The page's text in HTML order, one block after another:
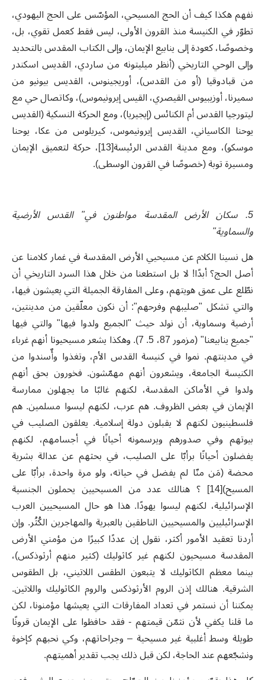
نفهم هكذا كيف أن الحج المسيحي، المؤسّس على الحج اليهودي،
تطوّر في الكنيسة منذ القرون الأولى، ليس فقط كعمل تقوي، بل،
وخصوصًا، كعودة إلى ينابيع الإيمان، وإلى الكتاب المقدس بالتحديد
وإلى الوحي التاريخي (أنظر ميليتونه من ساردي، القديس اسكندر
من قبادوقيا (أو من القدس)، أوريجينوس، القديس بيونيو من
سميرنا، أوزيبيوس القيصري، القيس إيرونيموس)، وكاتصال حي مع
ليتورجيا القدس أم الكنائس (إيجيريا)، ومع الحركة النسكية (القديس
يوحنا الكاسياني، القديس إيرونيموس، كيريلوس من عكا، يوحنا
موسكو)، ومع مدينة القدس الرئيسة[13]، حركة لتعميق الإيمان
ومسيرة توبة (خصوصًا في القرون الوسطى).
5. سكان الأرض المقدسة مواطنون في" القدس الأرضية
والسماوية"
هل نسينا الكلام عن مسيحيي الأرض المقدسة في غمار كلامنا عن
أصل الحج؟ أبدًا! لا بل استطعنا من خلال هذا السرد التاريخي أن
نطّلع على عمق هويتهم، وعلى المفارقة الجميلة التي يعيشون فيها،
والتي تشكل "صليبهم وفرحهم": أن نكون معلّقين من مدينتين،
أرضية وسماوية، أن نولد حيث "الجميع ولدوا فيها" والتي فيها
"جميع ينابيعنا" (مزمور 87، 5. 7). وهكذا يشعر مسيحيونا أنهم غرباء
في مدينتهم. نموا في كنيسة القدس الأم، وتغذوا وأٌسندوا من
الكنيسة الجامعة، ويشعرون أنهم مهمّشون. فخورون بحق أنهم
ولدوا في الأماكن المقدسة، لكنهم غالبًا ما يجهلون ممارسة
الإيمان في بعض الظروف. هم عرب، لكنهم ليسوا مسلمين. هم
فلسطينيون لكنهم لا يقبلون دولة إسلامية. يعلقون الصليب في
بيوتهم وفي صدورهم ويرسمونه أحيانًا في أجسامهم، لكنهم
يفضلون أحيانًا برأبّا على الصليب، في بحثهم عن عدالة بشرية
محضة (مَن منّا لم يفضل في حياته، ولو مرة واحدة، برأبّا على
المسيح)[14] ؟ هنالك عدد من المسيحيين يحملون الجنسية
الإسرائيلية، لكنهم ليسوا يهودًا. هذا هو حال المسيحيين العرب
الإسرائيليين والمسيحيين الناطقين بالعبرية والمهاجرين الكُثُر. وإن
أردنا تعقيد الأمور أكثر، نقول إن عددًا كبيرًا من مؤمني الأرض
المقدسة مسيحيون لكنهم غير كاثوليك (كثير منهم أرثوذكس)،
بينما معظم الكاثوليك لا يتبعون الطقس اللاتيني، بل الطقوس
الشرقية. هنالك إذن الروم الأرثوذكس والروم الكاثوليك واللاتين.
يمكننا أن نستمر في تعداد المفارقات التي يعيشها مؤمنونا، لكن
ما قلنا يكفي لأن نثمّن قيمتهم - فقد حافظوا على الإيمان قرونًا
طويلة وسط أغلبية غير مسيحية – وجراحاتهم، وكي نحبهم كإخوة
ونشجّعهم عند الحاجة، لكن قبل ذلك يجب تقدير أهميتهم.